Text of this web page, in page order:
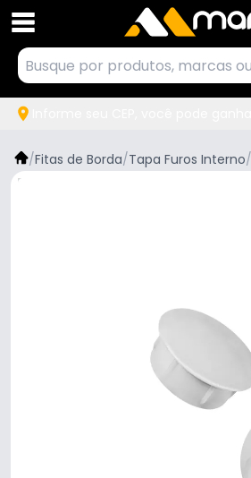
/Fitas de Borda/Tapa Furos Interno/